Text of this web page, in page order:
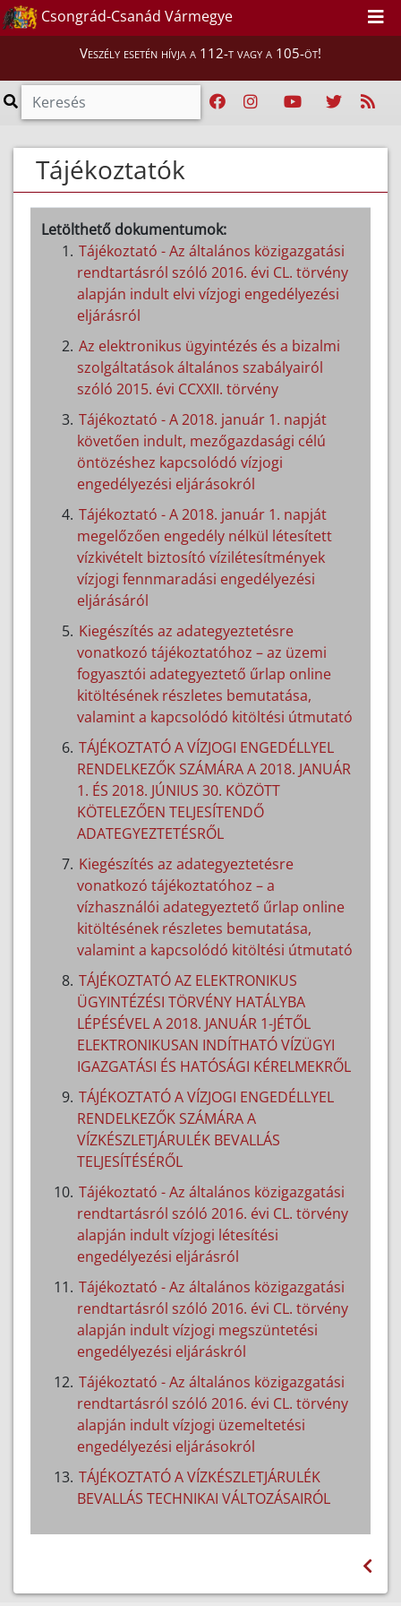
Csongrád-Csanád Vármegye
Veszély esetén hívja a 112-t vagy a 105-öt!
Tájékoztatók
Letölthető dokumentumok:
Tájékoztató - Az általános közigazgatási
rendtartásról szóló 2016. évi CL. törvény
alapján indult elvi vízjogi engedélyezési
eljárásról
Az elektronikus ügyintézés és a bizalmi
szolgáltatások általános szabályairól
szóló 2015. évi CCXXII. törvény
Tájékoztató - A 2018. január 1. napját
követően indult, mezőgazdasági célú
öntözéshez kapcsolódó vízjogi
engedélyezési eljárásokról
Tájékoztató - A 2018. január 1. napját
megelőzően engedély nélkül létesített
vízkivételt biztosító vízilétesítmények
vízjogi fennmaradási engedélyezési
eljárásáról
Kiegészítés az adategyeztetésre
vonatkozó tájékoztatóhoz – az üzemi
fogyasztói adategyeztető űrlap online
kitöltésének részletes bemutatása,
valamint a kapcsolódó kitöltési útmutató
TÁJÉKOZTATÓ A VÍZJOGI ENGEDÉLLYEL
RENDELKEZŐK SZÁMÁRA A 2018. JANUÁR
1. ÉS 2018. JÚNIUS 30. KÖZÖTT
KÖTELEZŐEN TELJESÍTENDŐ
ADATEGYEZTETÉSRŐL
Kiegészítés az adategyeztetésre
vonatkozó tájékoztatóhoz – a
vízhasználói adategyeztető űrlap online
kitöltésének részletes bemutatása,
valamint a kapcsolódó kitöltési útmutató
TÁJÉKOZTATÓ AZ ELEKTRONIKUS
ÜGYINTÉZÉSI TÖRVÉNY HATÁLYBA
LÉPÉSÉVEL A 2018. JANUÁR 1-JÉTŐL
ELEKTRONIKUSAN INDÍTHATÓ VÍZÜGYI
IGAZGATÁSI ÉS HATÓSÁGI KÉRELMEKRŐL
TÁJÉKOZTATÓ A VÍZJOGI ENGEDÉLLYEL
RENDELKEZŐK SZÁMÁRA A
VÍZKÉSZLETJÁRULÉK BEVALLÁS
TELJESÍTÉSÉRŐL
Tájékoztató - Az általános közigazgatási
rendtartásról szóló 2016. évi CL. törvény
alapján indult vízjogi létesítési
engedélyezési eljárásról
Tájékoztató - Az általános közigazgatási
rendtartásról szóló 2016. évi CL. törvény
alapján indult vízjogi megszüntetési
engedélyezési eljáráskról
Tájékoztató - Az általános közigazgatási
rendtartásról szóló 2016. évi CL. törvény
alapján indult vízjogi üzemeltetési
engedélyezési eljárásokról
TÁJÉKOZTATÓ A VÍZKÉSZLETJÁRULÉK
BEVALLÁS TECHNIKAI VÁLTOZÁSAIRÓL